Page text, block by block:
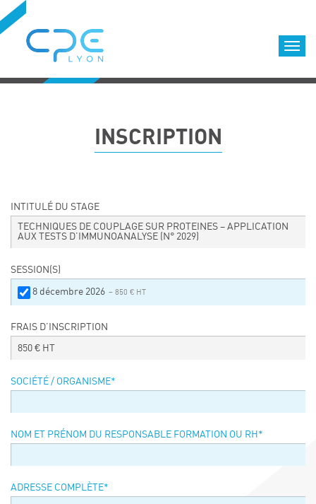
Formations diplômantes
Equipe
Nous choisir
LOCATION DE SALLES DE FORMATION
Accès
Événements
FRENCH-CHINESE CONFERENCE ON GREEN
INSCRIPTION
INTITULÉ DU STAGE
TECHNIQUES DE COUPLAGE SUR PROTEINES – APPLICATION
AUX TESTS D’IMMUNOANALYSE (N° 2029)
SESSION(S)
8 décembre 2026 – 850 € HT
FRAIS D’INSCRIPTION
850 € HT
SOCIÉTÉ / ORGANISME*
NOM ET PRÉNOM DU RESPONSABLE FORMATION OU RH *
ADRESSE COMPLÈTE*
Cookies management panel